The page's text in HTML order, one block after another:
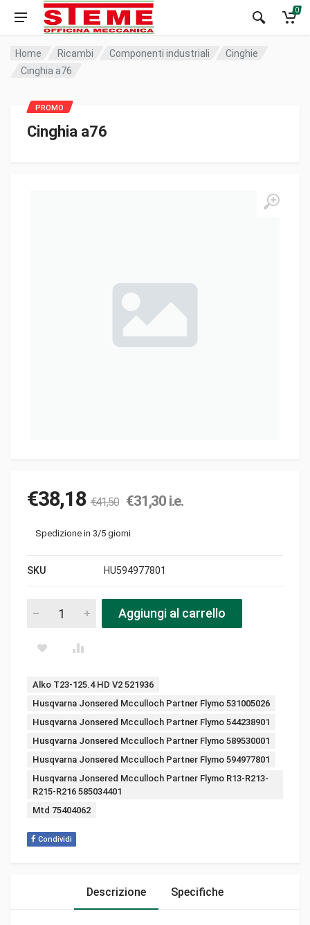
0
Home Ricambi Componenti industriali
Cinghie
Cinghia a76
Cinghia a76
€38,18 €41,50 €31,30 i.e.
Spedizione in 3/5 giorni
SKU HU594977801
Aggiungi al carrello
Tags:
Alko T23-125.4 HD V2 521936
Husqvarna Jonsered Mcculloch Partner Flymo 531005026
Husqvarna Jonsered Mcculloch Partner Flymo 544238901
Husqvarna Jonsered Mcculloch Partner Flymo 589530001
Husqvarna Jonsered Mcculloch Partner Flymo 594977801
Husqvarna Jonsered Mcculloch Partner Flymo R13-R213-
R215-R216 585034401
Mtd 75404062
Condividi
Descrizione Specifiche